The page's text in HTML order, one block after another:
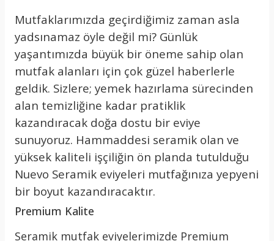
Mutfaklarımızda geçirdiğimiz zaman asla
yadsınamaz öyle değil mi? Günlük
yaşantımızda büyük bir öneme sahip olan
mutfak alanları için çok güzel haberlerle
geldik. Sizlere; yemek hazırlama sürecinden
alan temizliğine kadar pratiklik
kazandıracak doğa dostu bir eviye
sunuyoruz. Hammaddesi seramik olan ve
yüksek kaliteli işçiliğin ön planda tutulduğu
Nuevo Seramik eviyeleri mutfağınıza yepyeni
bir boyut kazandıracaktır.
Premium Kalite
Seramik mutfak eviyelerimizde Premium